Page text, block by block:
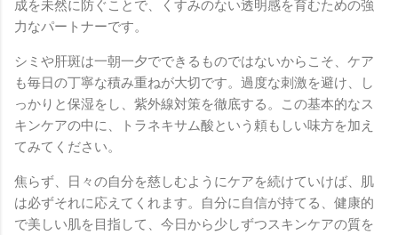
成を未然に防ぐことで、くすみのない透明感を育むための強
力なパートナーです。
シミや肝斑は一朝一夕でできるものではないからこそ、ケア
も毎日の丁寧な積み重ねが大切です。過度な刺激を避け、し
っかりと保湿をし、紫外線対策を徹底する。この基本的なス
キンケアの中に、トラネキサム酸という頼もしい味方を加え
てみてください。
焦らず、日々の自分を慈しむようにケアを続けていけば、肌
は必ずそれに応えてくれます。自分に自信が持てる、健康的
で美しい肌を目指して、今日から少しずつスキンケアの質を